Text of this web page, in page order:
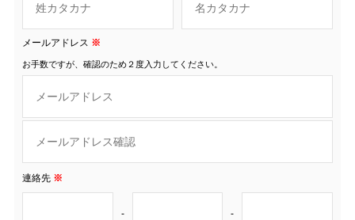
メールアドレス ※
お手数ですが、確認のため２度入力してください。
連絡先 ※
- -